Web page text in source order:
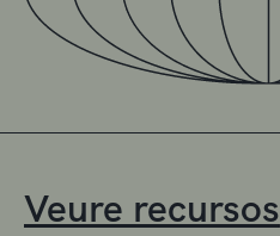
Veure recursos